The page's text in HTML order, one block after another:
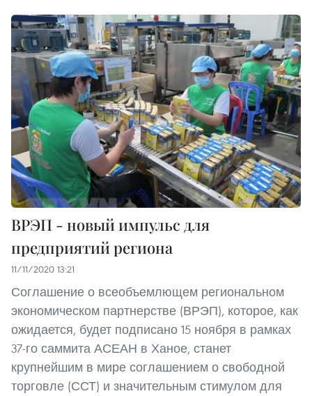
ВРЭП - новый импульс для
предприятий региона
11/11/2020 13:21
Соглашение о всеобъемлющем региональном
экономическом партнерстве (ВРЭП), которое, как
ожидается, будет подписано 15 ноября в рамках
37-го саммита АСЕАН в Ханое, станет
крупнейшим в мире соглашением о свободной
торговле (ССТ) и значительным стимулом для